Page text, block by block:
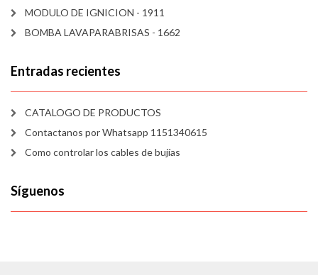
MODULO DE IGNICION - 1911
BOMBA LAVAPARABRISAS - 1662
Entradas recientes
CATALOGO DE PRODUCTOS
Contactanos por Whatsapp 1151340615
Como controlar los cables de bujías
Síguenos